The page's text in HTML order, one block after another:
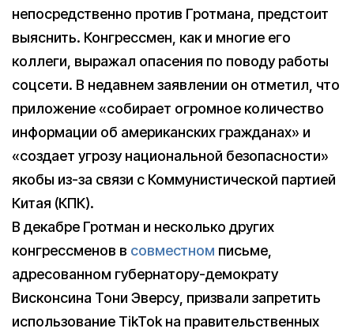
непосредственно против Гротмана, предстоит
выяснить. Конгрессмен, как и многие его
коллеги, выражал опасения по поводу работы
соцсети. В недавнем заявлении он отметил, что
приложение «собирает огромное количество
информации об американских гражданах» и
«создает угрозу национальной безопасности»
якобы из-за связи с Коммунистической партией
Китая (КПК).
В декабре Гротман и несколько других
конгрессменов в совместном письме,
адресованном губернатору-демократу
Висконсина Тони Эверсу, призвали запретить
использование TikTok на правительственных